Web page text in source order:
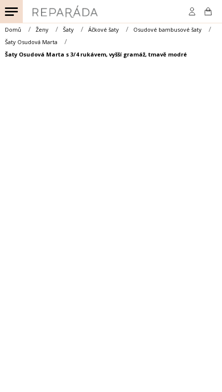
na
obsah
Domů Ženy Šaty Áčkové šaty
Osudové bambusové šaty
Šaty Osudová Marta
Šaty Osudová Marta s 3/4 rukávem, vyšší gramáž, tmavě modré